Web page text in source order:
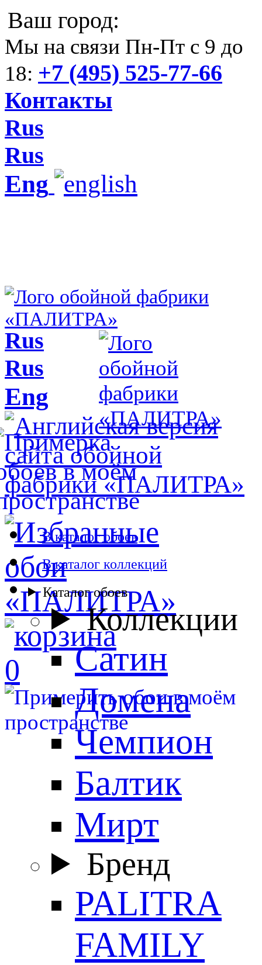
Ваш город:
Мы на связи Пн-Пт с 9 до
18: +7 (495) 525-77-66
Контакты
Rus
Rus
Eng
0
Rus
Rus
Eng
В каталог обоев
В каталог коллекций
Каталог обоев
Коллекции
Сатин
Домена
Чемпион
Балтик
Мирт
Бренд
PALITRA
FAMILY